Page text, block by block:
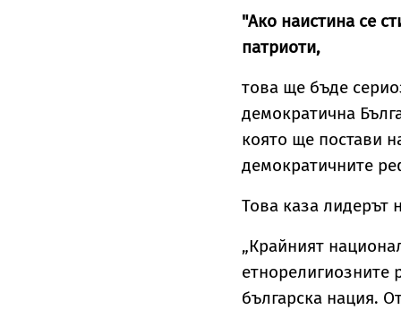
"Ако наистина се
патриоти,
това ще бъде
демократична
която ще постави
демократичните
Това каза лидерът
„Крайният
етнорелигиозните
българска нация.